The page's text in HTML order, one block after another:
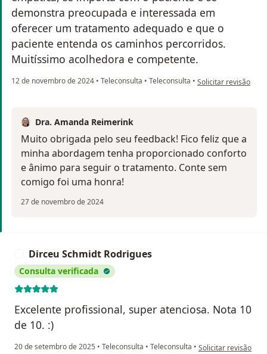
demonstra preocupada e interessada em
oferecer um tratamento adequado e que o
paciente entenda os caminhos percorridos.
Muitíssimo acolhedora e competente.
12 de novembro de 2024 • Teleconsulta • Teleconsulta • na opinião do
Solicitar revisão
Dra. Amanda Reimerink
Muito obrigada pelo seu feedback! Fico feliz que a
minha abordagem tenha proporcionado conforto
e ânimo para seguir o tratamento. Conte sem
comigo foi uma honra!
27 de novembro de 2024
Dirceu Schmidt Rodrigues
Consulta verificada
Excelente profissional, super atenciosa. Nota 10
de 10. :)
20 de setembro de 2025 • Teleconsulta • Teleconsulta • na opinião do
Solicitar revisão